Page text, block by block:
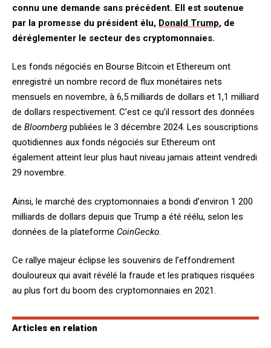
connu une demande sans précédent. Ell est soutenue
par la promesse du président élu, Donald Trump, de
déréglementer le secteur des cryptomonnaies.
Les fonds négociés en Bourse Bitcoin et Ethereum ont
enregistré un nombre record de flux monétaires nets
mensuels en novembre, à 6,5 milliards de dollars et 1,1 milliard
de dollars respectivement. C’est ce qu’il ressort des données
de Bloomberg publiées le 3 décembre 2024. Les souscriptions
quotidiennes aux fonds négociés sur Ethereum ont
également atteint leur plus haut niveau jamais atteint vendredi
29 novembre.
Ainsi, le marché des cryptomonnaies a bondi d’environ 1 200
milliards de dollars depuis que Trump a été réélu, selon les
données de la plateforme CoinGecko.
Ce rallye majeur éclipse les souvenirs de l’effondrement
douloureux qui avait révélé la fraude et les pratiques risquées
au plus fort du boom des cryptomonnaies en 2021.
Articles en relation